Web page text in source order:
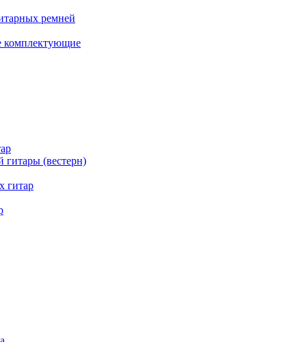
ремней
комплектующие
гитары (вестерн)
гитар